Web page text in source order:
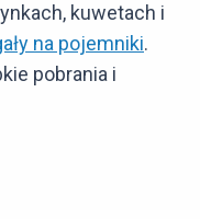
kuwetach i
na pojemniki.
pobrania i